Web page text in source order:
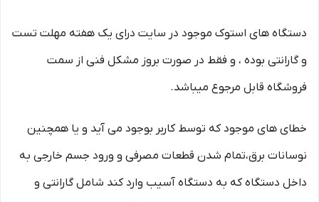
دستگاه های استوک موجود در سایت درای یک هفته مهلت تست
و گارانتی بوده ، و فقط در صورت بروز مشکل فنی از سمت
فروشگاه قابل مرجوع میباشد.
خطای های موجود که توسط کاربر بوجود می آید و یا همچنین
نوسانات برق،تمام شدن قطعات مصرفی و ورود جسم خارجی به
داخل دستگاه که به دستگاه آسیب وارد کند شامل گارانتی و